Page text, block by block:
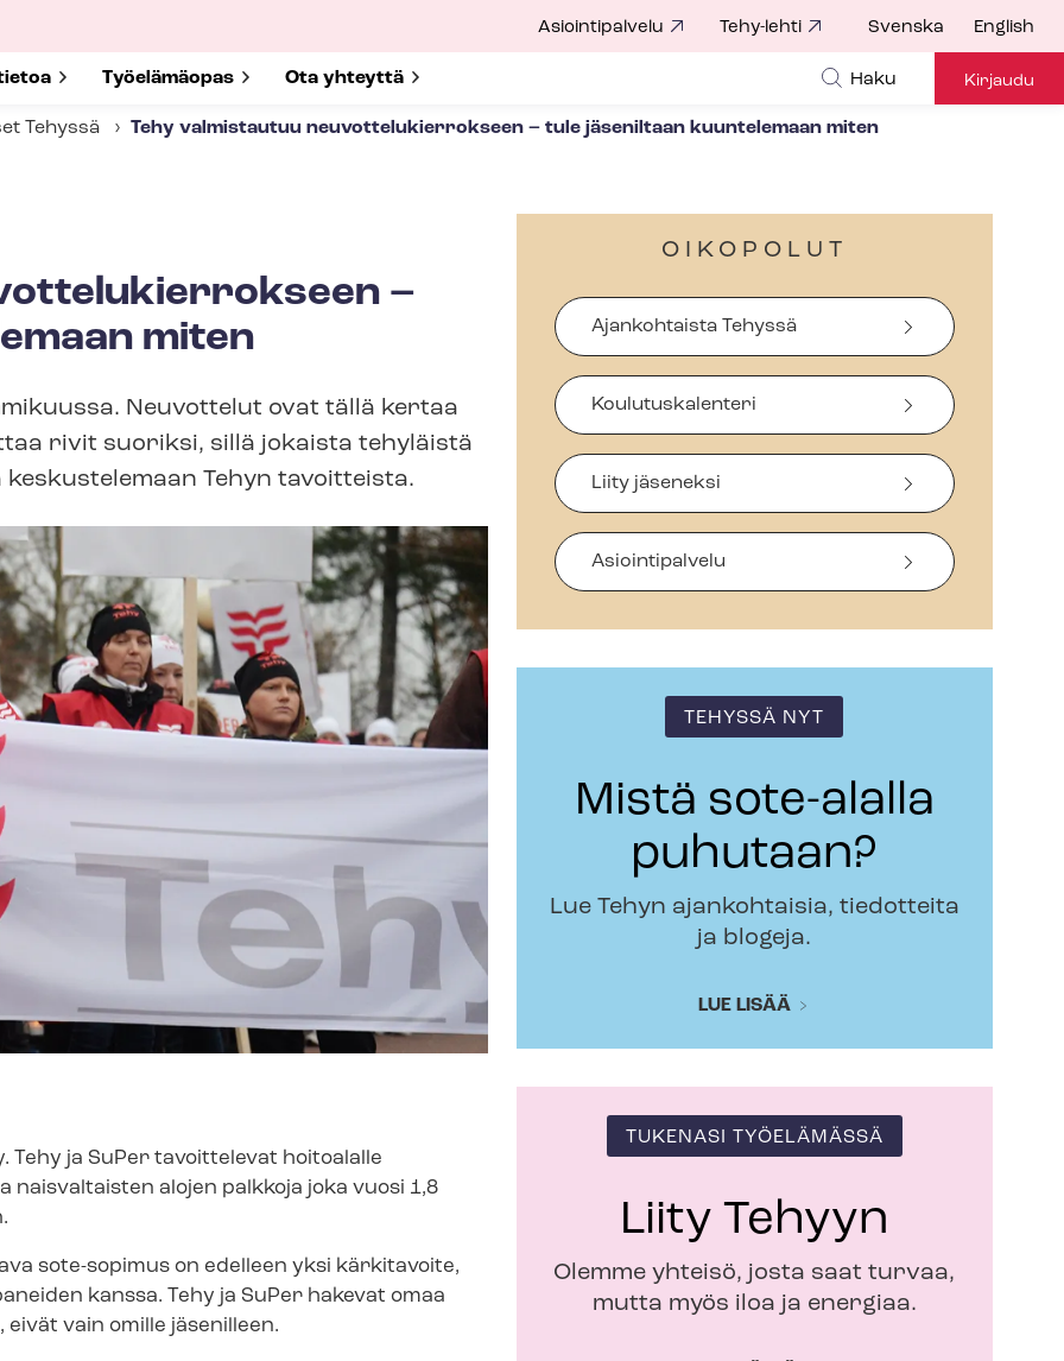
for
Show submenu for
Työelämäopas Show submenu for
Ota yhteyttä
Asiointipalvelu Tehy-lehti Svenska English
Haku Kirjaudu
Tehyssä Tehy valmistautuu neu­vot­te­lu­kier­rok­seen – tule jäseniltaan kuuntelemaan miten
–
miten
Neuvottelut ovat tällä kertaa
rivit suoriksi, sillä jokaista tehyläistä
Tehyn tavoitteista.
Tehy ja SuPer tavoittelevat hoitoalalle
naisvaltaisten alojen palkkoja joka vuosi 1,8
sote-sopimus on edelleen yksi kärkitavoite,
kanssa. Tehy ja SuPer hakevat omaa
vain omille jäsenilleen.
OIKOPOLUT
Ajankohtaista Tehyssä
Koulutuskalenteri
Liity jäseneksi
Asiointipalvelu
TEHYSSÄ NYT
Mistä sote-alalla
puhutaan?
Lue Tehyn ajankohtaisia, tiedotteita
ja blogeja.
LUE LISÄÄ
TUKENASI TYÖELÄMÄSSÄ
Liity Tehyyn
Olemme yhteisö, josta saat turvaa,
mutta myös iloa ja energiaa.